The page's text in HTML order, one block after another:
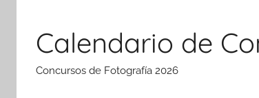
contenido
Calendario de
Concursos de Fotografía 2026